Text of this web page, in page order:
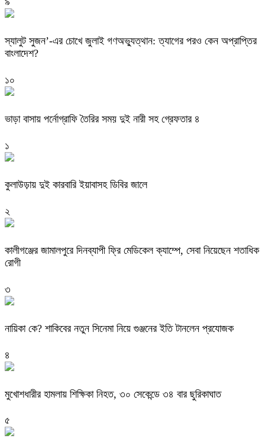
স্যালুট সুজন’-এর চোখে জুলাই গণঅভ্যুত্থান: ত্যাগের পরও কেন অপ্রাপ্তির
বাংলাদেশ?
১০
ভাড়া বাসায় পর্নোগ্রাফি তৈরির সময় দুই নারী সহ গ্রেফতার ৪
১
কুলাউড়ায় দুই কারবারি ইয়াবাসহ ডিবির জালে
২
কালীগঞ্জের জামালপুরে দিনব্যাপী ফ্রি মেডিকেল ক্যাম্পে, সেবা নিয়েছেন শতাধিক
রোগী
৩
নায়িকা কে? শাকিবের নতুন সিনেমা নিয়ে গুঞ্জনের ইতি টানলেন প্রযোজক
৪
মুখোশধারীর হামলায় শিক্ষিকা নিহত, ৩০ সেকেন্ডে ৩৪ বার ছুরিকাঘাত
৫